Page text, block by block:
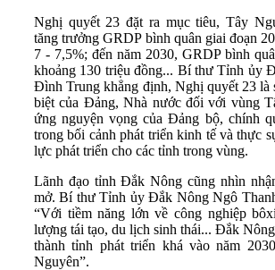
Nghị quyết 23 đặt ra mục tiêu, Tây
tăng trưởng GRDP bình quân giai đoạn
7 - 7,5%; đến năm 2030, GRDP bình
khoảng 130 triệu đồng... Bí thư Tỉnh ủy
Đình Trung khẳng định, Nghị quyết 23 là
biệt của Đảng, Nhà nước đối với vùng
ứng nguyện vọng của Đảng bộ, chính
trong bối cảnh phát triển kinh tế và thực
lực phát triển cho các tỉnh trong vùng.
Lãnh đạo tỉnh Đắk Nông cũng nhìn
mở. Bí thư Tỉnh ủy Đắk Nông Ngô
“Với tiềm năng lớn về công nghiệp
lượng tái tạo, du lịch sinh thái... Đắk
thành tỉnh phát triển khá vào năm
Nguyên”.